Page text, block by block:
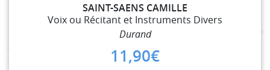
SAINT-SAENS CAMILLE
Voix ou Récitant et Instruments Divers
Durand
11,90€